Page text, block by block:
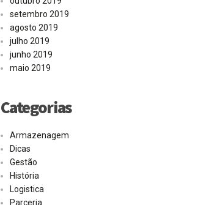
setembro 2019
agosto 2019
julho 2019
junho 2019
maio 2019
Categorias
Armazenagem
Dicas
Gestão
História
Logistica
Parceria